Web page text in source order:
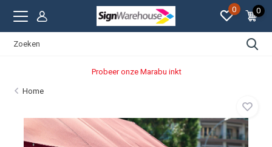
0 0
Probeer onze Marabu inkt
Home